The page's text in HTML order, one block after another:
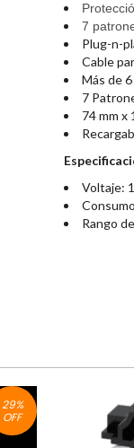
7
Plug-n-
Cable
Más de
7
74 mm x
Voltaje:
Rango
29%
OFF